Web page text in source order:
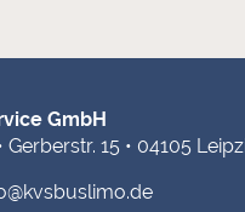
GmbH
15 • 04105